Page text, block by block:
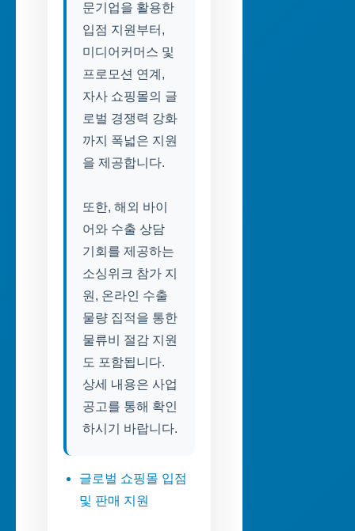
문기업을 활용한
입점 지원부터,
미디어커머스 및
프로모션 연계,
자사 쇼핑몰의 글
로벌 경쟁력 강화
까지 폭넓은 지원
을 제공합니다.
또한, 해외 바이
어와 수출 상담
기회를 제공하는
소싱위크 참가 지
원, 온라인 수출
물량 집적을 통한
물류비 절감 지원
도 포함됩니다.
상세 내용은 사업
공고를 통해 확인
하시기 바랍니다.
글로벌 쇼핑몰 입점
및 판매 지원